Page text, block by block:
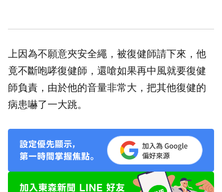
上因為不願意夾安全繩 ，被復健師請下來，他
竟不斷咆哮復健師，還嗆如果再中風就要復健
師負責，由於他的音量非常大，把其他復健的
病患嚇了一大跳。